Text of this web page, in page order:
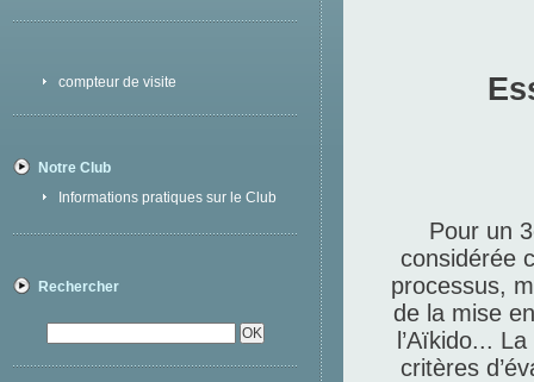
compteur de visite
Notre Club
Informations pratiques sur le Club
Rechercher
Pour un
considérée
processus,
de la mise
l’Aïkido...
critères